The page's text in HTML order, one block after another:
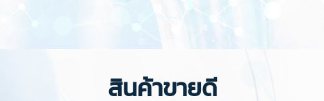
สินค้าขายดี